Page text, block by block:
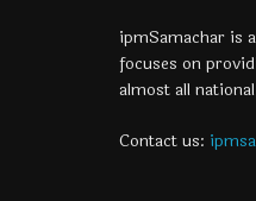
ipmSamachar is
focuses on
almost all
Contact us: